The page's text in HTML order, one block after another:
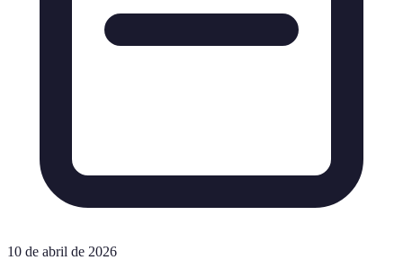
10 de abril de 2026